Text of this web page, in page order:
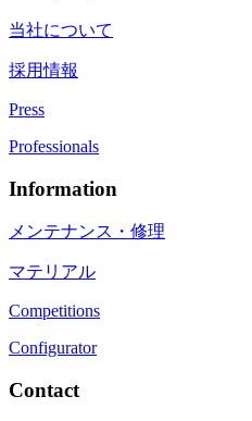
当社について
採用情報
Press
Professionals
Information
メンテナンス・修理
マテリアル
Competitions
Configurator
Contact